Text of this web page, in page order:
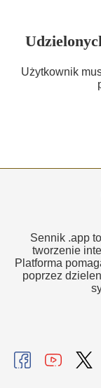
Użytkownik
Sennik .app
tworzenie
Platforma
poprzez